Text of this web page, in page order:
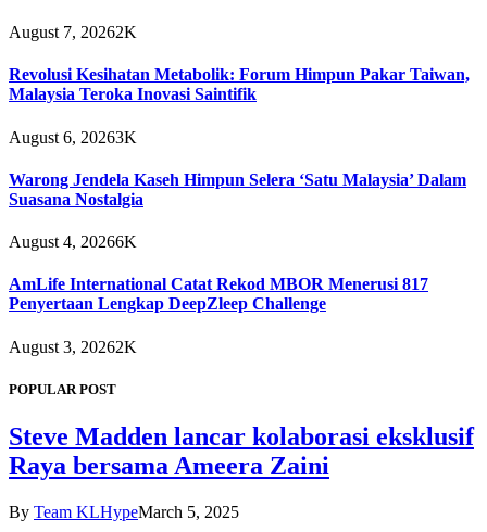
August 7, 20262K
Revolusi Kesihatan Metabolik: Forum Himpun Pakar Taiwan,
Malaysia Teroka Inovasi Saintifik
August 6, 20263K
Warong Jendela Kaseh Himpun Selera ‘Satu Malaysia’ Dalam
Suasana Nostalgia
August 4, 20266K
AmLife International Catat Rekod MBOR Menerusi 817
Penyertaan Lengkap DeepZleep Challenge
August 3, 20262K
POPULAR POST
Steve Madden lancar kolaborasi eksklusif
Raya bersama Ameera Zaini
By Team KLHypeMarch 5, 2025